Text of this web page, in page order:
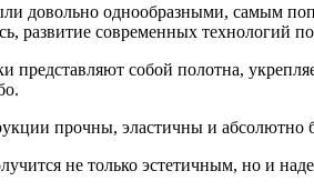
довольно однообразными, самым
развитие современных технологий
представляют собой полотна,
прочны, эластичны и абсолютно
не только эстетичным, но и